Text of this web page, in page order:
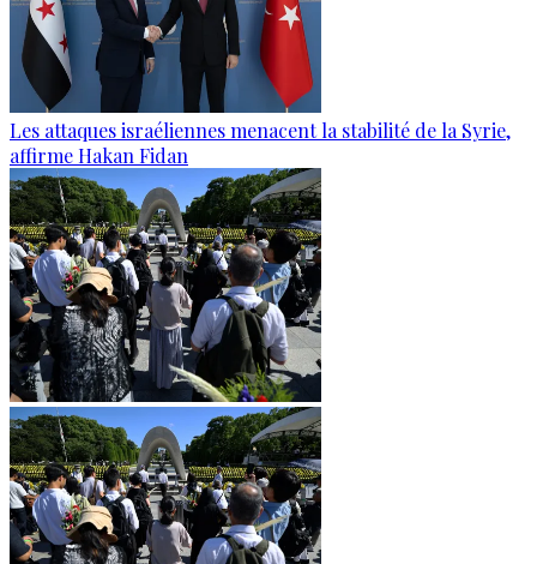
Les attaques israéliennes menacent la stabilité de la Syrie,
affirme Hakan Fidan